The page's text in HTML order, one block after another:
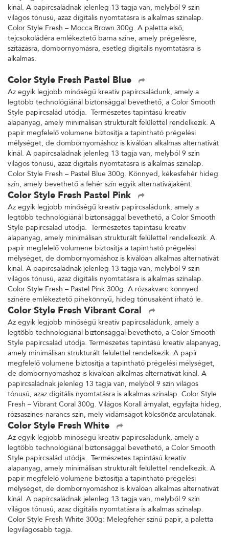
kínál. A papírcsaládnak jelenleg 13 tagja van, melyből 9 szín
világos tónusú, azaz digitális nyomtatásra is alkalmas színalap.
Color Style Fresh – Mocca Brown 300g. A paletta első,
tejcsokoládéra emlékeztető barna színe, amely prégelésre,
szitázásra, dombornyomásra, esetleg digitális nyomtatásra is
alkalmas.
Color Style Fresh Pastel Blue
Az egyik legjobb minőségű kreatív papírcsaládunk, amely a
legtöbb technológiánál biztonsággal bevethető, a Color Smooth
Style papírcsalád utódja. Természetes tapintású kreatív
alapanyag, amely minimálisan strukturált felülettel rendelkezik. A
papír megfelelő volumene biztosítja a tapintható prégelési
mélységet, de dombornyomáshoz is kiválóan alkalmas alternatívát
kínál. A papírcsaládnak jelenleg 13 tagja van, melyből 9 szín
világos tónusú, azaz digitális nyomtatásra is alkalmas színalap.
Color Style Fresh – Pastel Blue 300g. Könnyed, kékesfehér hideg
szín, amely bevethető a fehér szín egyik alternatívájaként.
Color Style Fresh Pastel Pink
Az egyik legjobb minőségű kreatív papírcsaládunk, amely a
legtöbb technológiánál biztonsággal bevethető, a Color Smooth
Style papírcsalád utódja. Természetes tapintású kreatív
alapanyag, amely minimálisan strukturált felülettel rendelkezik. A
papír megfelelő volumene biztosítja a tapintható prégelési
mélységet, de dombornyomáshoz is kiválóan alkalmas alternatívát
kínál. A papírcsaládnak jelenleg 13 tagja van, melyből 9 szín
világos tónusú, azaz digitális nyomtatásra is alkalmas színalap.
Color Style Fresh – Pastel Pink 300g. A rózsakvarc könnyed
színére emlékeztető pihekönnyű, hideg tónusaként írható le.
Color Style Fresh Vibrant Coral
Az egyik legjobb minőségű kreatív papírcsaládunk, amely a
legtöbb technológiánál biztonsággal bevethető, a Color Smooth
Style papírcsalád utódja. Természetes tapintású kreatív alapanyag,
amely minimálisan strukturált felülettel rendelkezik. A papír
megfelelő volumene biztosítja a tapintható prégelési mélységet,
de dombornyomáshoz is kiválóan alkalmas alternatívát kínál. A
papírcsaládnak jelenleg 13 tagja van, melyből 9 szín világos
tónusú, azaz digitális nyomtatásra is alkalmas színalap. Color Style
Fresh – Vibrant Coral 300g. Világos Korall árnyalat, egyfajta hideg,
rózsaszínes-narancs szín, mely vidámságot kölcsönöz arculatának.
Color Style Fresh White
Az egyik legjobb minőségű kreatív papírcsaládunk, amely a
legtöbb technológiánál biztonsággal bevethető, a Color Smooth
Style papírcsalád utódja. Természetes tapintású kreatív
alapanyag, amely minimálisan strukturált felülettel rendelkezik. A
papír megfelelő volumene biztosítja a tapintható prégelési
mélységet, de dombornyomáshoz is kiválóan alkalmas alternatívát
kínál. A papírcsaládnak jelenleg 13 tagja van, melyből 9 szín
világos tónusú, azaz digitális nyomtatásra is alkalmas színalap.
Color Style Fresh White 300g: Melegfehér színű papír, a paletta
legvilágosabb tagja.